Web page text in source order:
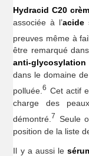
Hydracid C20
associée à l’acide
preuves même à
être remarqué
anti-glycosylation
dans le domaine
polluée.6 Cet actif
charge des
démontré. 7
Seule
position de la liste
Il y a aussi le